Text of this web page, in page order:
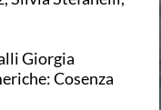
Giorgia
Cosenza